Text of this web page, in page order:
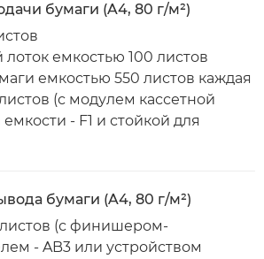
бумаги (A4, 80 г/м²)
емкостью 100 листов
емкостью 550 листов каждая
(с модулем кассетной
- F1 и стойкой для
бумаги (A4, 80 г/м²)
(с финишером-
- AB3 или устройством